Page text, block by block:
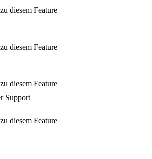
diesem Feature
diesem Feature
diesem Feature
Support
diesem Feature